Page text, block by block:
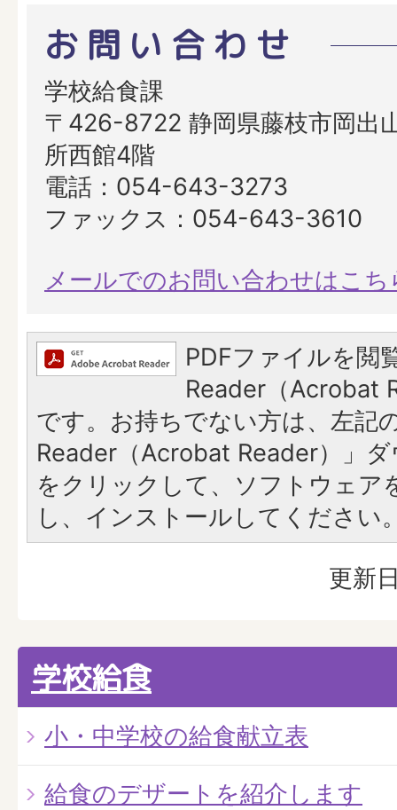
お問い合わせ
学校給食課
〒426-8722 静岡県藤枝市岡出
所西館4階
電話：054-643-3273
ファックス：054-643-3610
メールでのお問い合わせはこち
PDFファイルを閲
Reader（Acrobat
です。お持ちでない方は、左記
Reader（Acrobat Reader）」
をクリックして、ソフトウェア
し、インストールしてください
更新
学校給食
小・中学校の給食献立表
給食のデザートを紹介します